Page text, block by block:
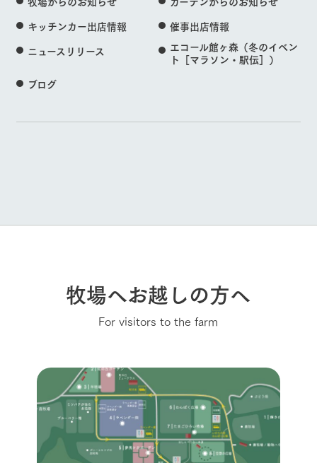
キッチンカー出店情報
催事出店情報
ニュースリリース
エコール館ヶ森（冬のイベン
ト［マラソン・駅伝］）
ブログ
牧場へお越しの方へ
For visitors to the farm